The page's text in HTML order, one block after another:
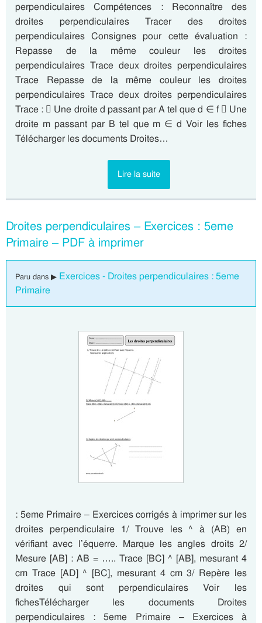
perpendiculaires Compétences : Reconnaître des
droites perpendiculaires Tracer des droites
perpendiculaires Consignes pour cette évaluation :
Repasse de la même couleur les droites
perpendiculaires Trace deux droites perpendiculaires
Trace Repasse de la même couleur les droites
perpendiculaires Trace deux droites perpendiculaires
Trace :  Une droite d passant par A tel que d ∈ f  Une
droite m passant par B tel que m ∈ d Voir les fiches
Télécharger les documents Droites…
Lire la suite
Droites perpendiculaires – Exercices : 5eme
Primaire – PDF à imprimer
Paru dans ▶ Exercices - Droites perpendiculaires : 5eme
Primaire
: 5eme Primaire – Exercices corrigés à imprimer sur les
droites perpendiculaire 1/ Trouve les ^ à (AB) en
vérifiant avec l’équerre. Marque les angles droits 2/
Mesure [AB] : AB = ….. Trace [BC] ^ [AB], mesurant 4
cm Trace [AD] ^ [BC], mesurant 4 cm 3/ Repère les
droites qui sont perpendiculaires Voir les
fichesTélécharger les documents Droites
perpendiculaires : 5eme Primaire – Exercices à